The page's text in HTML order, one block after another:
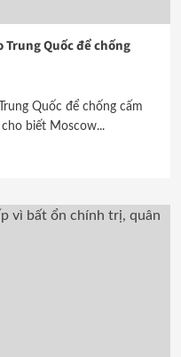
Trung Quốc để chống
Quốc để chống cấm
biết Moscow...